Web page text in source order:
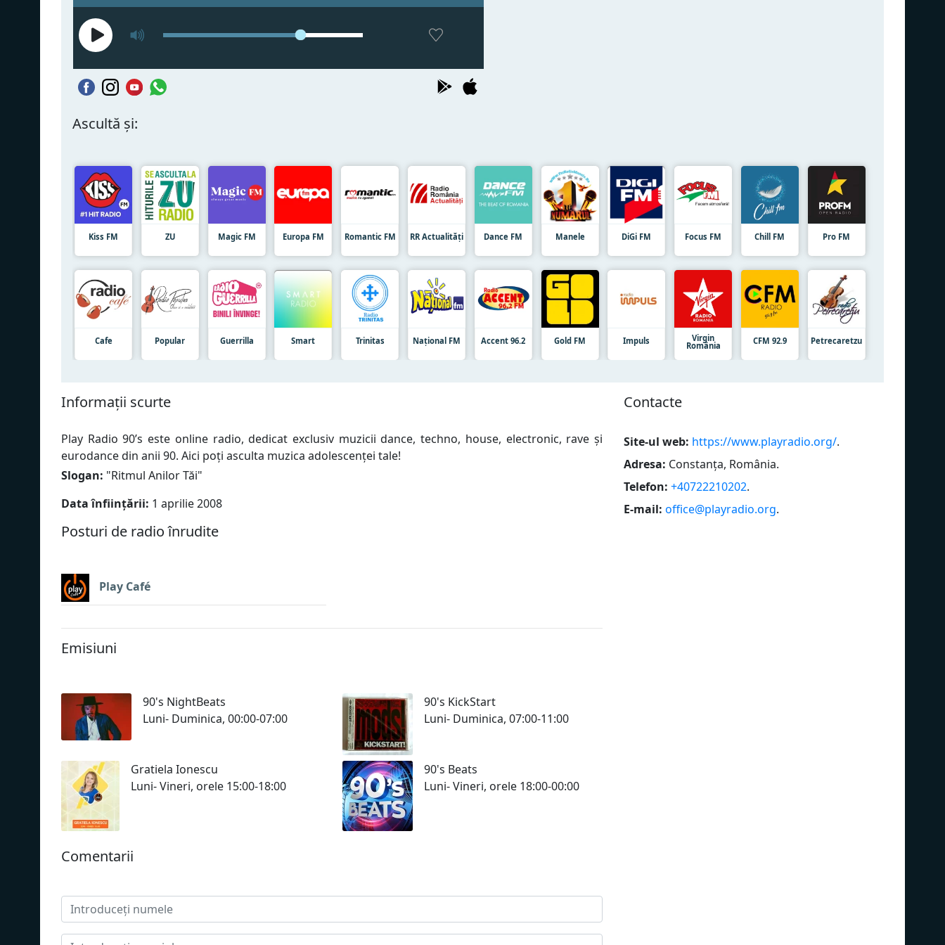
Ascultă și:
Kiss FM ZU Magic FM Europa FM Romantic FM RR Actualități Dance FM Manele DiGi FM Focus FM Chill FM Pro FM
Cafe Popular Guerrilla Smart Trinitas Național FM Accent 96.2 Gold FM Impuls Virgin
România CFM 92.9 Petrecaretzu
Informații scurte
Play Radio 90’s este online radio, dedicat exclusiv muzicii dance, techno, house, electronic, rave și
eurodance din anii 90. Aici poți asculta muzica adolescenței tale!
Slogan: "Ritmul Anilor Tăi"
Data înființării: 1 aprilie 2008
Posturi de radio înrudite
Play Café
Emisiuni
90's NightBeats
Luni- Duminica, 00:00-07:00
90's KickStart
Luni- Duminica, 07:00-11:00
Gratiela Ionescu
Luni- Vineri, orele 15:00-18:00
90's Beats
Luni- Vineri, orele 18:00-00:00
Сontacte
Site-ul web: https://www.playradio.org/.
Adresa: Constanța, România.
Telefon: +40722210202.
E-mail: office@playradio.org.
Сomentarii